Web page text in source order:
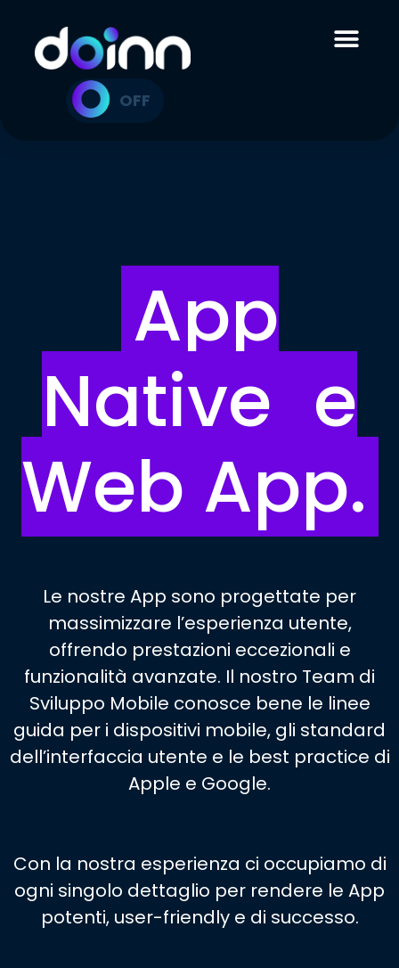
ON OFF
App
Native e
Web App.
Le nostre App sono progettate per
massimizzare l’esperienza utente,
offrendo prestazioni eccezionali e
funzionalità avanzate. Il nostro Team di
Sviluppo Mobile conosce bene le linee
guida per i dispositivi mobile, gli standard
dell’interfaccia utente e le best practice di
Apple e Google.
Con la nostra esperienza ci occupiamo di
ogni singolo dettaglio per rendere le App
potenti, user-friendly e di successo.